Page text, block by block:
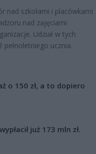
nad szkołami i placówkami
nad zajęciami
Udział w tych
pełnoletniego ucznia.
o 150 zł, a to dopiero
już 173 mln zł.